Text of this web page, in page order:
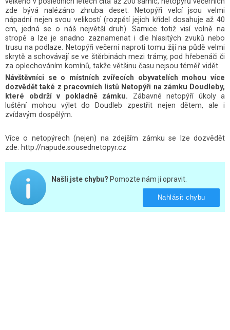
zde bývá nalézáno zhruba deset. Netopýři velcí jsou velmi
nápadní nejen svou velikostí (rozpětí jejich křídel dosahuje až 40
cm, jedná se o náš největší druh). Samice totiž visí volně na
stropě a lze je snadno zaznamenat i dle hlasitých zvuků nebo
trusu na podlaze. Netopýři večerní naproti tomu žijí na půdě velmi
skrytě a schovávají se ve štěrbinách mezi trámy, pod hřebenáči či
za oplechováním komínů, takže většinu času nejsou téměř vidět.
Návštěvníci se o místních zvířecích obyvatelích mohou více
dozvědět také z pracovních listů Netopýři na zámku Doudleby,
které obdrží v pokladně zámku. Zábavné netopýří úkoly a
luštění mohou výlet do Doudleb zpestřit nejen dětem, ale i
zvídavým dospělým.
Více o netopýrech (nejen) na zdejším zámku se lze dozvědět
zde: http://napude.sousednetopyr.cz
Našli jste chybu? Pomozte nám ji opravit.
Nahlásit chybu